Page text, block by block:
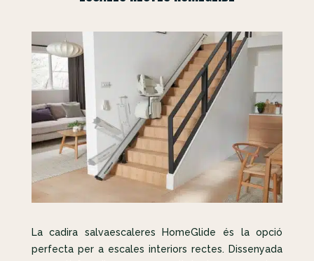
La cadira salvaescaleres HomeGlide és la opció
perfecta per a escales interiors rectes. Dissenyada